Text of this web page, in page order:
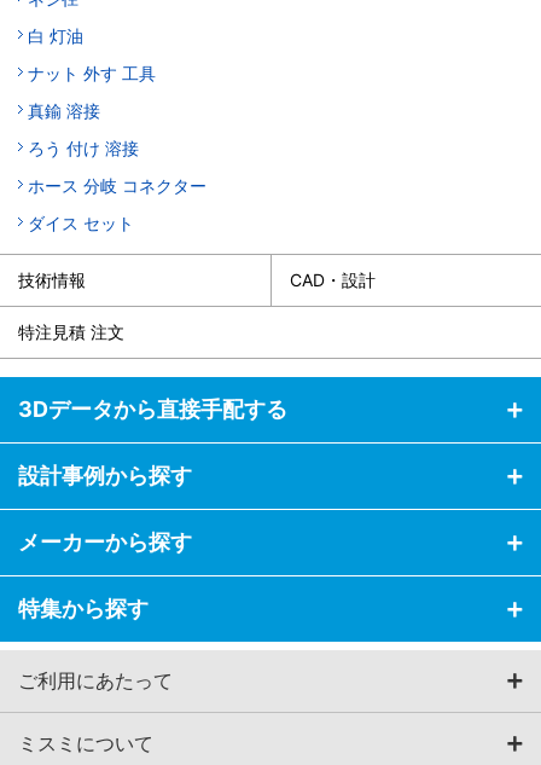
白 灯油
ナット 外す 工具
真鍮 溶接
ろう 付け 溶接
ホース 分岐 コネクター
ダイス セット
技術情報 CAD・設計
特注見積 注文
3Dデータから直接手配する
設計事例から探す
メーカーから探す
特集から探す
ご利用にあたって
ミスミについて